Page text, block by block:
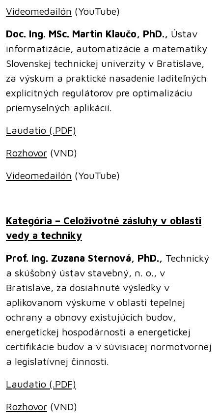
Videomedailón (YouTube)
Doc. Ing. MSc. Martin Klaučo, PhD., Ústav
informatizácie, automatizácie a matematiky
Slovenskej technickej univerzity v Bratislave,
za výskum a praktické nasadenie laditeľných
explicitných regulátorov pre optimalizáciu
priemyselných aplikácií.
Laudatio (.PDF)
Rozhovor (VND)
Videomedailón (YouTube)
Kategória – Celoživotné zásluhy v oblasti
vedy a techniky
Prof. Ing. Zuzana Sternová, PhD., Technický
a skúšobný ústav stavebný, n. o., v
Bratislave, za dosiahnuté výsledky v
aplikovanom výskume v oblasti tepelnej
ochrany a obnovy existujúcich budov,
energetickej hospodárnosti a energetickej
certifikácie budov a v súvisiacej normotvornej
a legislatívnej činnosti.
Laudatio (.PDF)
Rozhovor (VND)